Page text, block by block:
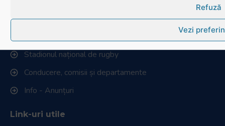
Refuză
Vezi
Istoric rugby în România
Stadionul național de rugby
Conducere, comisii și departamente
Info - Anunțuri
Link-uri utile